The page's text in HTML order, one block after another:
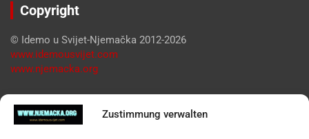
Zustimmung verwalten
Copyright
© Idemo u Svijet-Njemačka 2012-2026
www.idemousvijet.com
www.njemacka.org
Pregled